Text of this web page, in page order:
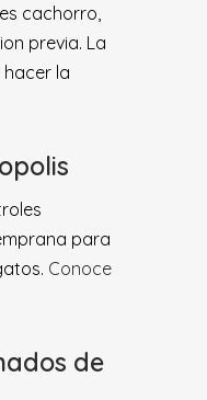
cachorro,
previa. La
la
para
Conoce
de